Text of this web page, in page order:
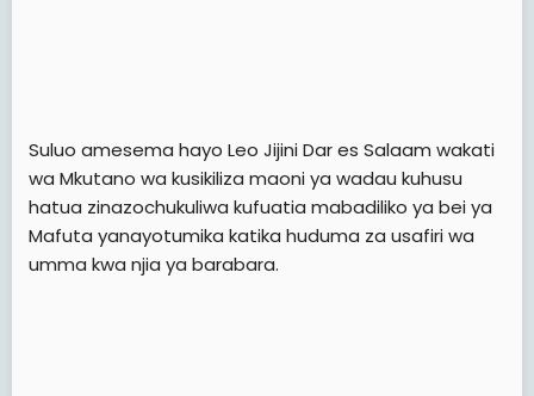
Suluo amesema hayo Leo Jijini Dar es Salaam wakati
wa Mkutano wa kusikiliza maoni ya wadau kuhusu
hatua zinazochukuliwa kufuatia mabadiliko ya bei ya
Mafuta yanayotumika katika huduma za usafiri wa
umma kwa njia ya barabara.